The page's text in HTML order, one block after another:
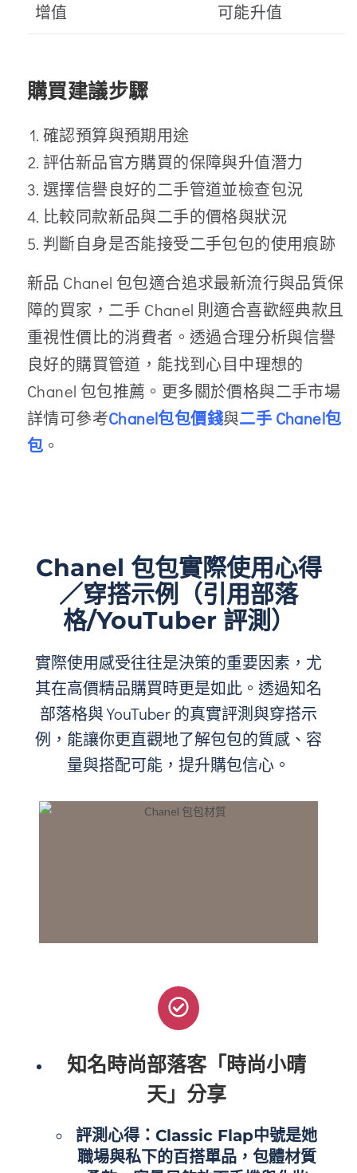
增值
可能升值
購買建議步驟
確認預算與預期用途
評估新品官方購買的保障與升值潛力
選擇信譽良好的二手管道並檢查包況
比較同款新品與二手的價格與狀況
判斷自身是否能接受二手包包的使用痕跡
新品 Chanel 包包適合追求最新流行與品質保
障的買家，二手 Chanel 則適合喜歡經典款且
重視性價比的消費者。透過合理分析與信譽
良好的購買管道，能找到心目中理想的
Chanel 包包推薦。更多關於價格與二手市場
詳情可參考Chanel包包價錢與二手 Chanel包
包 。
Chanel 包包實際使用心得
／穿搭示例（引用部落
格/YouTuber 評測）
實際使用感受往往是決策的重要因素，尤
其在高價精品購買時更是如此。透過知名
部落格與 YouTuber 的真實評測與穿搭示
例，能讓你更直觀地了解包包的質感、容
量與搭配可能，提升購包信心。
知名時尚部落客「時尚小晴
天」分享
評測心得：Classic Flap中號是她
職場與私下的百搭單品，包體材質